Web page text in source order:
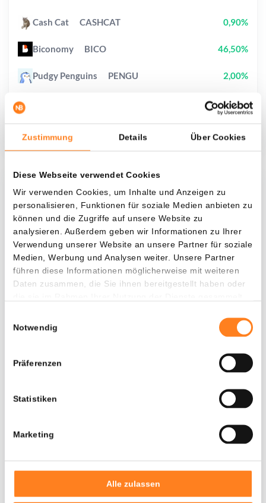
Zustimmung Details Über Cookies
Diese Webseite verwendet Cookies
Wir verwenden Cookies, um Inhalte und Anzeigen zu
personalisieren, Funktionen für soziale Medien anbieten zu
können und die Zugriffe auf unsere Website zu
analysieren. Außerdem geben wir Informationen zu Ihrer
Verwendung unserer Website an unsere Partner für soziale
Medien, Werbung und Analysen weiter. Unsere Partner
führen diese Informationen möglicherweise mit weiteren
Daten zusammen, die Sie ihnen bereitgestellt haben oder
Notwendig
Präferenzen
Statistiken
Marketing
Alle zulassen
Was, wenn ich...?
Zie hoeveel waarde je vandaag zou hebben als
je dollar-cost averaging had toegepast op
verschillende cryptocurrencies.
Hätte investiert In
$
Door een fout konden er geen gegevens worden
opgehaald, probeer het later opnieuw.
Cash Cat CASHCAT 0,90%
Biconomy BICO 46,50%
Pudgy Penguins PENGU 2,00%
3,10%